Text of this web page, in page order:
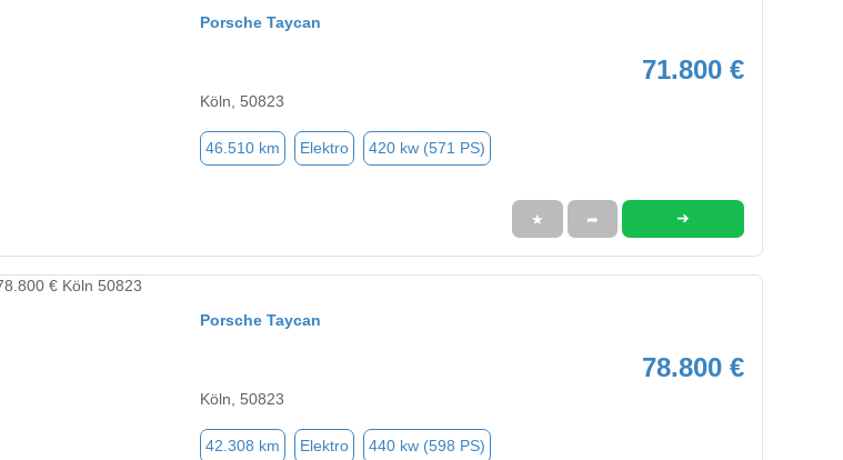
Porsche Taycan
71.800 €
Köln, 50823
46.510 km Elektro 420 kw (571 PS)
★ ➦ ➜
Porsche Taycan
78.800 €
Köln, 50823
42.308 km Elektro 440 kw (598 PS)